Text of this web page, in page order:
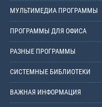
МУЛЬТИМЕДИА ПРОГРАММЫ
ПРОГРАММЫ ДЛЯ ОФИСА
РАЗНЫЕ ПРОГРАММЫ
СИСТЕМНЫЕ БИБЛИОТЕКИ
ВАЖНАЯ ИНФОРМАЦИЯ